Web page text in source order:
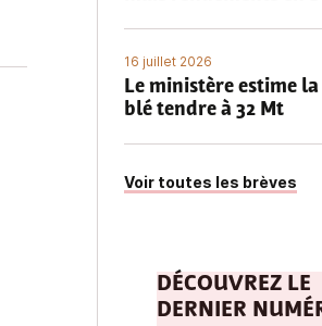
16 juillet 2026
Le ministère estime
blé tendre à 32 Mt
Voir toutes les brèves
DÉCOUVREZ LE
DERNIER